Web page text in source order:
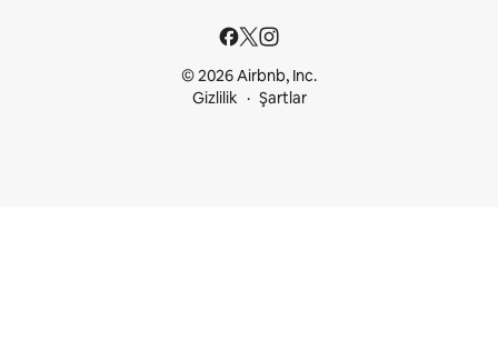
© 2026 Airbnb, Inc.
Gizlilik
Şartlar